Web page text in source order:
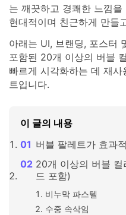
는 깨끗하고 경쾌한 느낌
현대적이며 친근하게 만들
아래는 UI, 브랜딩, 포스터
포함된 20개 이상의 버블
빠르게 시각화하는 데 재
트입니다.
이 글의 내용
버블 팔레트가 효과
20개 이상의 버블
드 포함)
비누막 파스텔
수중 속삭임